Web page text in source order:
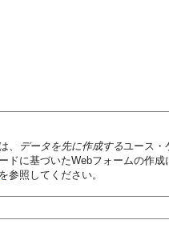
、 データを先に作成するユース・
ドに基づいたWebフォームの作成
を参照してください。